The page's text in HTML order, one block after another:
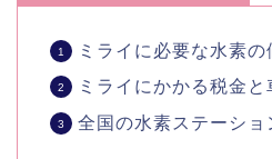
ミライに必要な水素
ミライにかかる税金と
全国の水素ステーショ